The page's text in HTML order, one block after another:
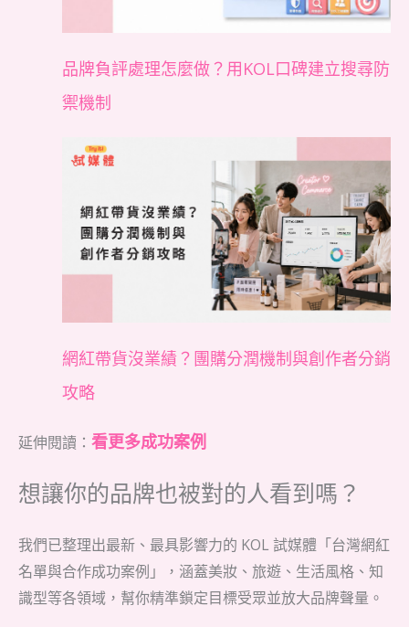
品牌負評處理怎麼做？用KOL口碑建立搜尋防
禦機制
網紅帶貨沒業績？團購分潤機制與創作者分銷
攻略
延伸閱讀： 看更多成功案例
想讓你的品牌也被對的人看到嗎？
我們已整理出最新、最具影響力的 KOL 試媒體「台灣網紅
名單與合作成功案例」，涵蓋美妝、旅遊、生活風格、知
識型等各領域，幫你精準鎖定目標受眾並放大品牌聲量。